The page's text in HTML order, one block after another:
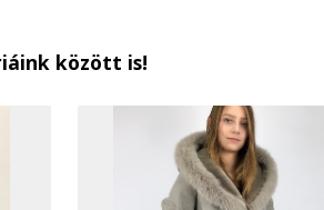
között is!